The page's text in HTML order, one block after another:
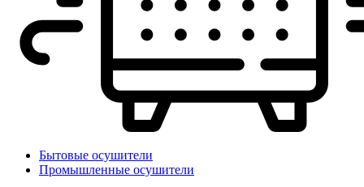
Бытовые осушители
Промышленные осушители